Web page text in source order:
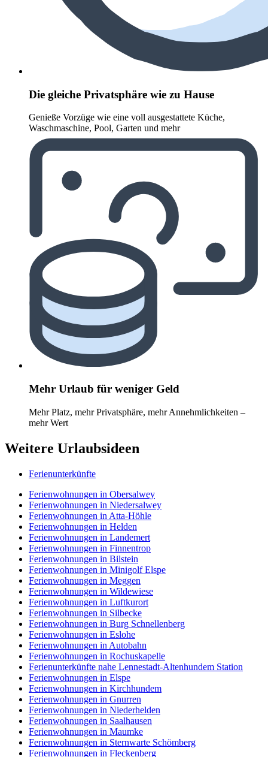
Die gleiche Privatsphäre wie zu Hause
Genieße Vorzüge wie eine voll ausgestattete Küche,
Waschmaschine, Pool, Garten und mehr
Mehr Urlaub für weniger Geld
Mehr Platz, mehr Privatsphäre, mehr Annehmlichkeiten –
mehr Wert
Weitere Urlaubsideen
Ferienunterkünfte
Ferienwohnungen in Obersalwey
Ferienwohnungen in Niedersalwey
Ferienwohnungen in Atta-Höhle
Ferienwohnungen in Helden
Ferienwohnungen in Landemert
Ferienwohnungen in Finnentrop
Ferienwohnungen in Bilstein
Ferienwohnungen in Minigolf Elspe
Ferienwohnungen in Meggen
Ferienwohnungen in Wildewiese
Ferienwohnungen in Luftkurort
Ferienwohnungen in Silbecke
Ferienwohnungen in Burg Schnellenberg
Ferienwohnungen in Eslohe
Ferienwohnungen in Autobahn
Ferienwohnungen in Rochuskapelle
Ferienunterkünfte nahe Lennestadt-Altenhundem Station
Ferienwohnungen in Elspe
Ferienwohnungen in Kirchhundem
Ferienwohnungen in Gnurren
Ferienwohnungen in Niederhelden
Ferienwohnungen in Saalhausen
Ferienwohnungen in Maumke
Ferienwohnungen in Sternwarte Schömberg
Ferienwohnungen in Fleckenberg